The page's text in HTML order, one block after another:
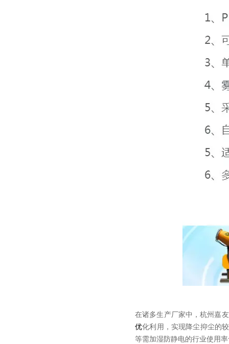
在诸多生产厂家中，杭州嘉
优化利用，实现降尘抑尘的
等需加湿防静电的行业使用